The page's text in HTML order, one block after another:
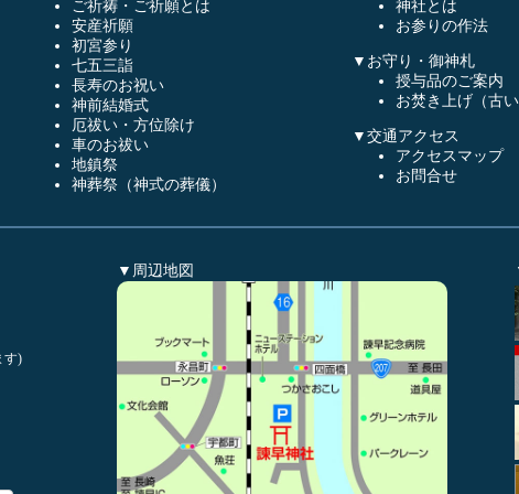
ご祈祷・ご祈願とは
安産祈願
初宮参り
七五三詣
長寿のお祝い
神前結婚式
厄祓い・方位除け
車のお祓い
地鎮祭
神葬祭（神式の葬儀）
神社とは
お参りの作法
▼お守り・御神札
授与品のご案内
お焚き上げ（古
▼交通アクセス
アクセスマップ
お問合せ
す)
▼周辺地図